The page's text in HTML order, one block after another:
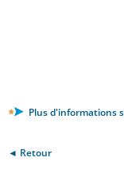
Plus d'informations
◄ Retour